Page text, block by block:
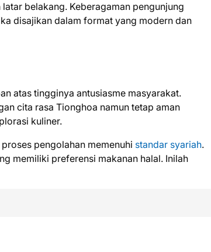
belakang. Keberagaman pengunjung
disajikan dalam format yang modern dan
atas tingginya antusiasme masyarakat.
cita rasa Tionghoa namun tetap aman
kuliner.
pengolahan memenuhi standar syariah.
memiliki preferensi makanan halal. Inilah